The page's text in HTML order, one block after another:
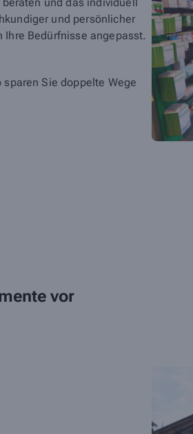
und persönlicher
Bedürfnisse angepasst.
Sie doppelte Wege
vor